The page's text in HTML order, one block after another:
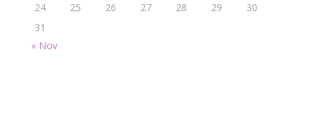
24
25 26 27 28 29
30
31
« Nov